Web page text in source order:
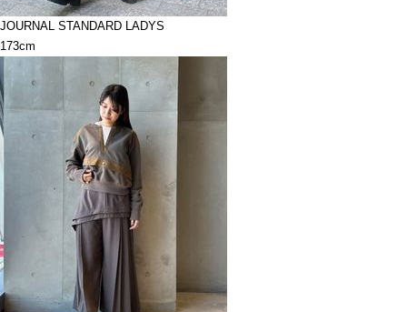
JOURNAL STANDARD LADYS
173cm